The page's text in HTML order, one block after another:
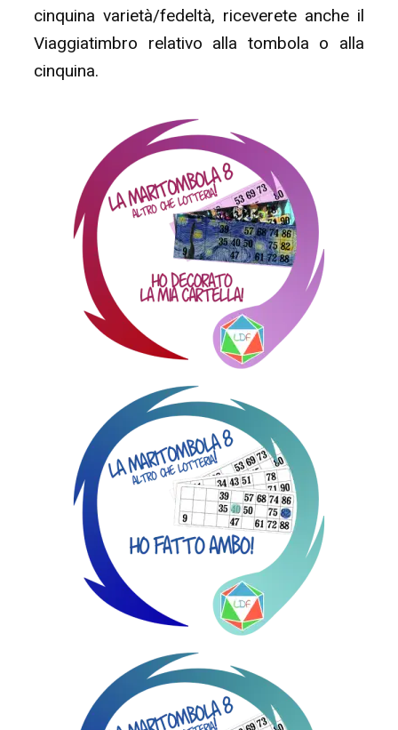
cinquina varietà/fedeltà, riceverete anche il
Viaggiatimbro relativo alla tombola o alla
cinquina.